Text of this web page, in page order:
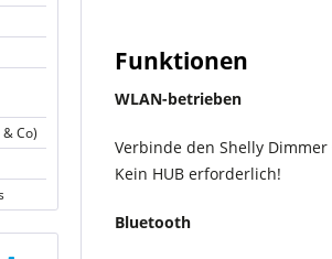
& Co)
Funktionen
WLAN-betrieben
Verbinde den Shelly Dimmer
Kein HUB erforderlich!
Bluetooth